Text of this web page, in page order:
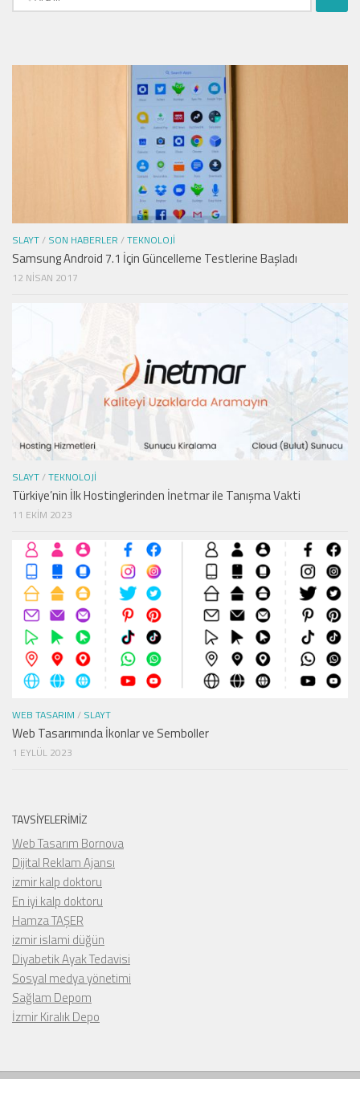
SLAYT/ SON HABERLER /TEKNOLOJI
Samsung Android 7.1 İçin Güncelleme Testlerine Başladı
12 NISAN 2017
SLAYT/TEKNOLOJI
Türkiye’nin İlk Hostinglerinden İnetmar ile Tanışma Vakti
11 EKIM 2023
WEB TASARIM / SLAYT
Web Tasarımında İkonlar ve Semboller
1 EYLÜL 2023
TAVSIYELERIMIZ
Web Tasarım Bornova
Dijital Reklam Ajansı
izmir kalp doktoru
En iyi kalp doktoru
Hamza TAŞER
izmir islami düğün
Diyabetik Ayak Tedavisi
Sosyal medya yönetimi
Sağlam Depom
İzmir Kiralık Depo